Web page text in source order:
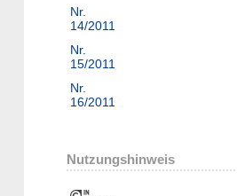
Nr.
14/2011
Nr.
15/2011
Nr.
16/2011
Nutzungshinweis